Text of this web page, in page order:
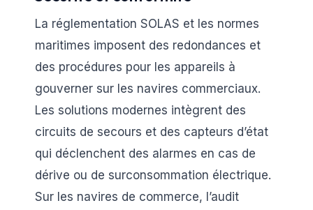
La réglementation SOLAS et les normes
maritimes imposent des redondances et
des procédures pour les appareils à
gouverner sur les navires commerciaux.
Les solutions modernes intègrent des
circuits de secours et des capteurs d’état
qui déclenchent des alarmes en cas de
dérive ou de surconsommation électrique.
Sur les navires de commerce, l’audit